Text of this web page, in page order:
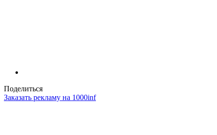
Поделиться
Заказать рекламу на 1000inf